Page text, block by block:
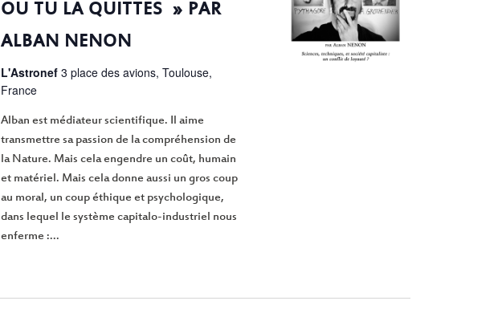
OU TU LA QUITTES » PAR
ALBAN NENON
L'Astronef 3 place des avions, Toulouse,
France
Alban est médiateur scientifique. Il aime
transmettre sa passion de la compréhension de
la Nature. Mais cela engendre un coût, humain
et matériel. Mais cela donne aussi un gros coup
au moral, un coup éthique et psychologique,
dans lequel le système capitalo-industriel nous
enferme :...